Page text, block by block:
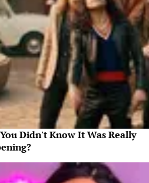
Didn't Know It Was Really